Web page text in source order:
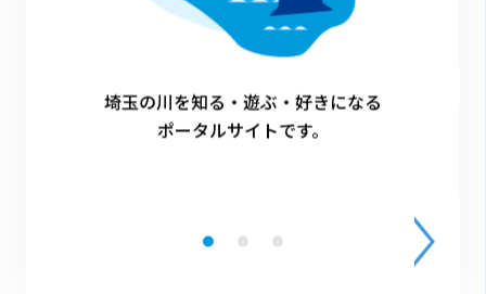
Xでシェア
埼玉の川を知る・遊ぶ・好きになる
ポータルサイトです。